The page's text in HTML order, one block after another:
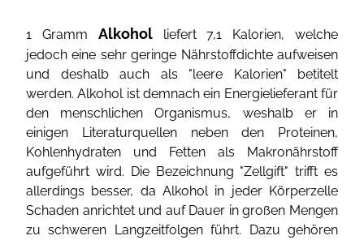
1 Gramm Alkoholliefert 7,1 Kalorien, welche
jedoch eine sehr geringe Nährstoffdichte aufweisen
und deshalb auch als "leere Kalorien" betitelt
werden. Alkohol ist demnach ein Energielieferant für
den menschlichen Organismus, weshalb er in
einigen Literaturquellen neben den Proteinen,
Kohlenhydraten und Fetten als Makronährstoff
aufgeführt wird. Die Bezeichnung "Zellgift" trifft es
allerdings besser, da Alkohol in jeder Körperzelle
Schaden anrichtet und auf Dauer in großen Mengen
zu schweren Langzeitfolgen führt. Dazu gehören